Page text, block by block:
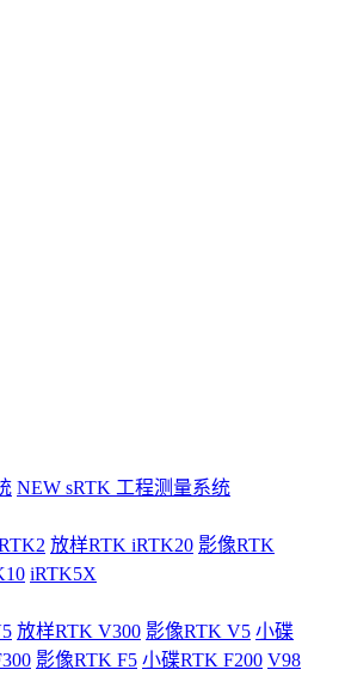
NEW sRTK 工程测量系统
放样RTK iRTK20 影像RTK
iRTK5X
放样RTK V300 影像RTK V5 小碟
影像RTK F5 小碟RTK F200 V98